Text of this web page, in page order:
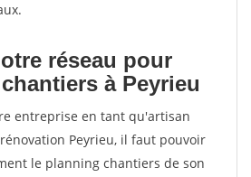
réseau pour
à Peyrieu
entreprise en tant qu'artisan
Peyrieu, il faut pouvoir
le planning chantiers de son